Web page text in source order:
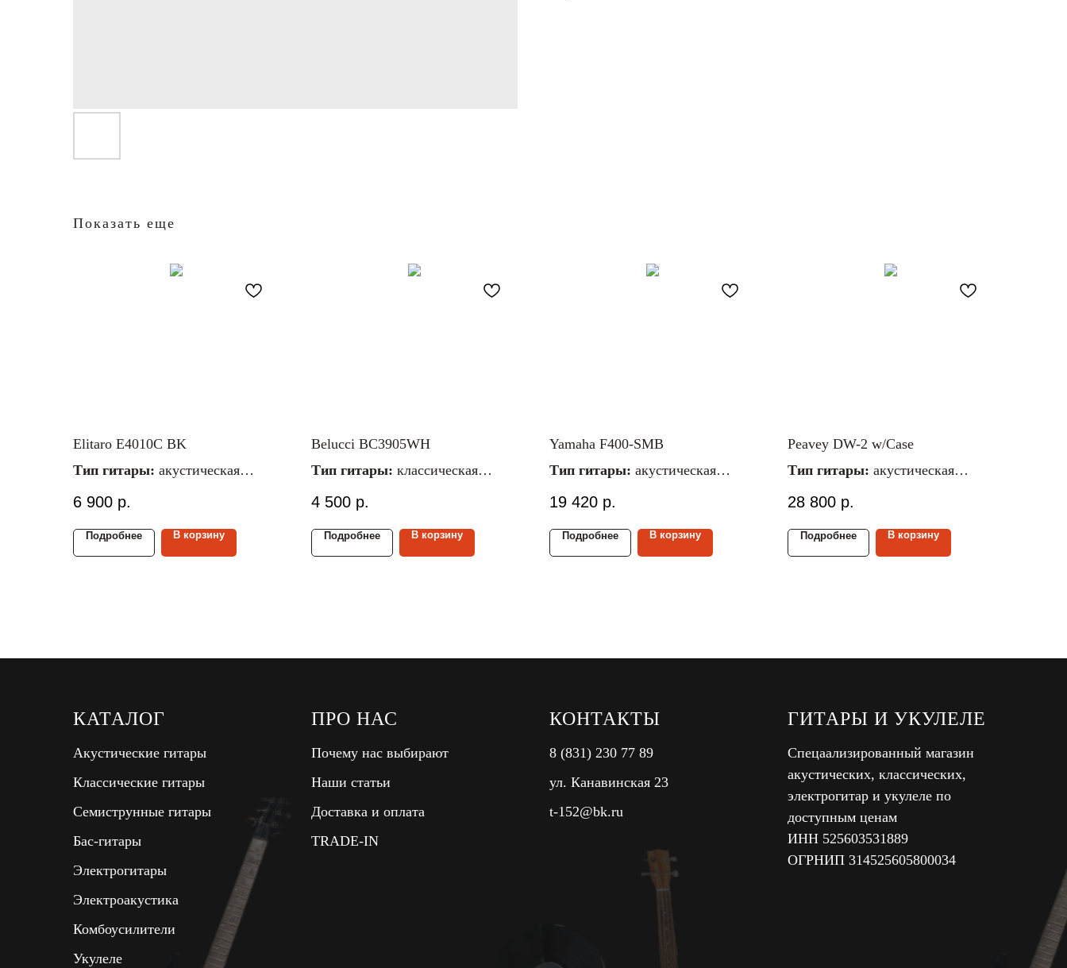
Показать еще
Elitaro E4010C BK
Тип гитары: акустическая
Размер гитары:
Материал верх./ниж.
деки:липа/липа
6 900 р.
Подробнее В корзину
Bеlucci BC3905WH
Тип гитары: классическая
Размер гитары:
Материал верх./ниж.
деки:липа/липа
4 500 р.
Подробнее В корзину
Yamaha F400-SMB
Тип гитары: акустическая
Размер гитары:
Материал верх./ниж. деки:
меранти
19 420 р.
Подробнее В корзину
Peavey DW-2 w/Case
Тип гитары: акустическая
Размер гитары:
Материал верх./ниж.
деки:массив ель/красное дерево
28 800 р.
Подробнее В корзину
КАТАЛОГ
Акустические гитары
Классические гитары
Семиструнные гитары
Бас-гитары
Электрогитары
Электроакустика
Комбоусилители
Укулеле
ПРО НАС
Почему нас выбирают
Наши статьи
Доставка и оплата
TRADE-IN
КОНТАКТЫ
8 (831) 230 77 89
ул. Канавинская 23
t-152@bk.ru
ГИТАРЫ И УКУЛЕЛЕ
Спецаализированный магазин
акустических, классических,
электрогитар и укулеле по
доступным ценам
ИНН 525603531889
ОГРНИП 314525605800034